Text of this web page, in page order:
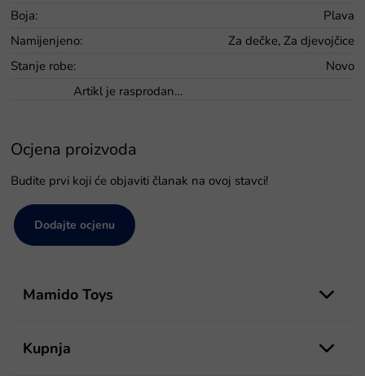
Boja:
Plava
Namijenjeno:
Za dečke, Za djevojčice
Stanje robe:
Novo
Artikl je rasprodan…
Ocjena proizvoda
Budite prvi koji će objaviti članak na ovoj stavci!
Dodajte ocjenu
Mamido Toys
Kupnja